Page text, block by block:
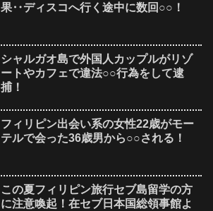
果‥ディスコへ行く途中に数回○○！
シャルガオ島で外国人カップルがリゾ
ートやカフェで違法○○行為をして逮
捕！
フィリピン出会い系の女性22歳がモー
テルで会った36歳男から○○される！
この夏フィリピン旅行セブ島留学の方
に注意喚起！在セブ日本国総領事館よ